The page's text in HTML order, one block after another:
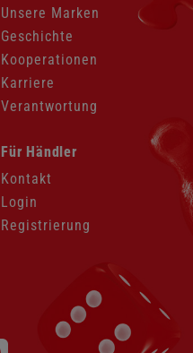
Unsere Marken
Geschichte
Kooperationen
Karriere
Verantwortung
Navigation
überspringen
Für Händler
Kontakt
Login
Registrierung